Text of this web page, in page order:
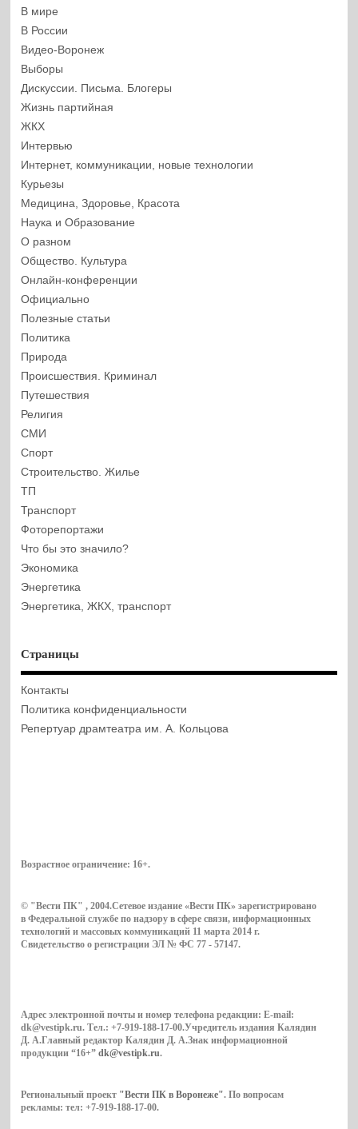
В мире
В России
Видео-Воронеж
Выборы
Дискуссии. Письма. Блогеры
Жизнь партийная
ЖКХ
Интервью
Интернет, коммуникации, новые технологии
Курьезы
Медицина, Здоровье, Красота
Наука и Образование
О разном
Общество. Культура
Онлайн-конференции
Официально
Полезные статьи
Политика
Природа
Происшествия. Криминал
Путешествия
Религия
СМИ
Спорт
Строительство. Жилье
ТП
Транспорт
Фоторепортажи
Что бы это значило?
Экономика
Энергетика
Энергетика, ЖКХ, транспорт
Страницы
Контакты
Политика конфиденциальности
Репертуар драмтеатра им. А. Кольцова
Возрастное ограничение: 16+.
© "Вести ПК" , 2004.Сетевое издание «Вести ПК» зарегистрировано
в Федеральной службе по надзору в сфере связи, информационных
технологий и массовых коммуникаций 11 марта 2014 г.
Свидетельство о регистрации ЭЛ № ФС 77 - 57147.
Адрес электронной почты и номер телефона редакции: E-mail:
dk@vestipk.ru. Тел.: +7-919-188-17-00.Учредитель издания Калядин
Д. А.Главный редактор Калядин Д. А.Знак информационной
продукции “16+”dk@vestipk.ru.
Региональный проект "Вести ПК в Воронеже". По вопросам
рекламы: тел: +7-919-188-17-00.